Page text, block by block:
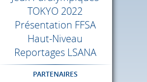
TOKYO 2022
Présentation FFSA
Haut-Niveau
Reportages LSANA
PARTENAIRES